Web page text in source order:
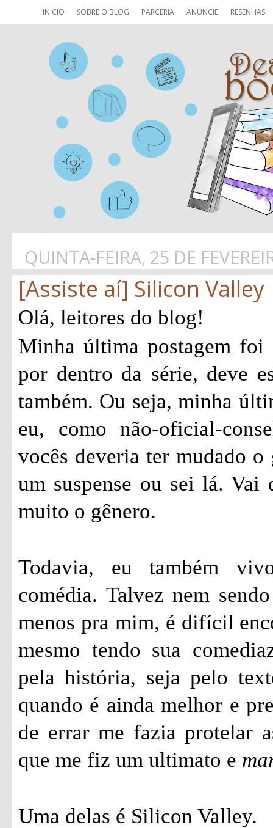
INICIO SOBRE O BLOG PARCERIA ANUNCIE RESENHAS
QUINTA-FEIRA, 25 DE
[Assiste aí] Silicon Valley
Olá, leitores do blog!
Minha última postagem
por dentro da série, deve
também. Ou seja, minha
eu, como não-oficial-
vocês deveria ter mudado o
um suspense ou sei lá. Vai
muito o gênero.
Todavia, eu também
comédia. Talvez nem
menos pra mim, é difícil
mesmo tendo sua
pela história, seja pelo
quando é ainda melhor e
de errar me fazia protelar
que me fiz um ultimato e
Uma delas é Silicon Valley.